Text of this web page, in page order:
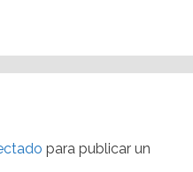
para publicar un